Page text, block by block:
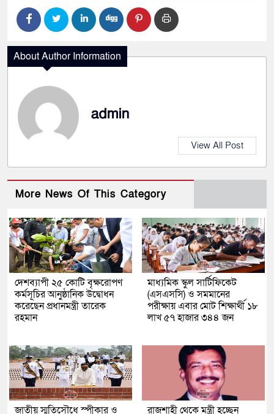
About Author Information
admin
View All Post
More News Of This Category
দেশব্যাপী ২৫ কোটি বৃক্ষরোপণ
কর্মসূচির আনুষ্ঠানিক উদ্বোধন
করেছেন প্রধানমন্ত্রী তারেক
রহমান
মাধ্যমিক স্কুল সার্টিফিকেট
(এসএসসি) ও সমমানের
পরীক্ষায় এবার মোট শিক্ষার্থী ১৮
লাখ ৫৭ হাজার ৩৪৪ জন
জাতীয় স্মৃতিসৌধে স্পীকার ও রাজশাহী থেকে মন্ত্রী হচ্ছেন